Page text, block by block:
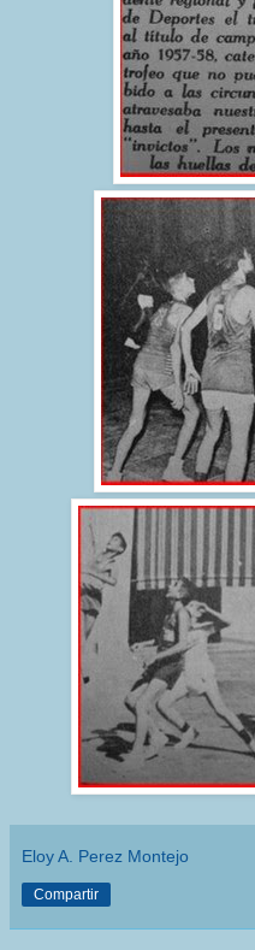
Eloy A. Perez Montejo
Compartir